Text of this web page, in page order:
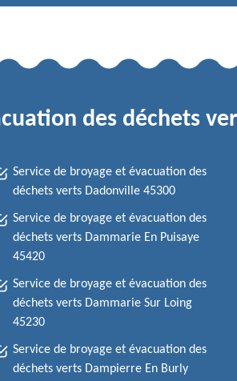
des déchets
Service de broyage et évacuation des
déchets verts Dadonville 45300
Service de broyage et évacuation des
déchets verts Dammarie En Puisaye
45420
Service de broyage et évacuation des
déchets verts Dammarie Sur Loing
45230
Service de broyage et évacuation des
déchets verts Dampierre En Burly